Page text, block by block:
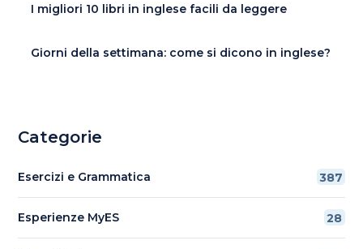
I migliori 10 libri in inglese facili da leggere
Giorni della settimana: come si dicono in inglese?
Categorie
Esercizi e Grammatica 387
Esperienze MyES 28